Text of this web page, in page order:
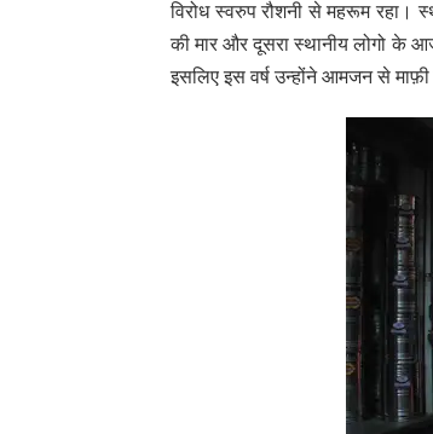
विरोध स्वरुप रौशनी से महरूम रहा।
की मार और दूसरा स्थानीय लोगो के
इसलिए इस वर्ष उन्होंने आमजन से माफ़ी